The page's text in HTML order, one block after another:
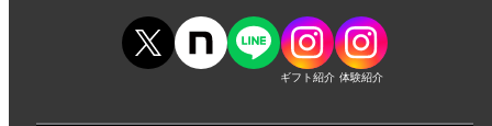
ギフト紹介 体験紹介